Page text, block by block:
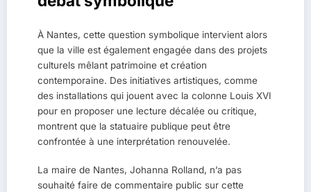
À Nantes, cette question symbolique intervient alors
que la ville est également engagée dans des projets
culturels mêlant patrimoine et création
contemporaine. Des initiatives artistiques, comme
des installations qui jouent avec la colonne Louis XVI
pour en proposer une lecture décalée ou critique,
montrent que la statuaire publique peut être
confrontée à une interprétation renouvelée.
La maire de Nantes, Johanna Rolland, n’a pas
souhaité faire de commentaire public sur cette